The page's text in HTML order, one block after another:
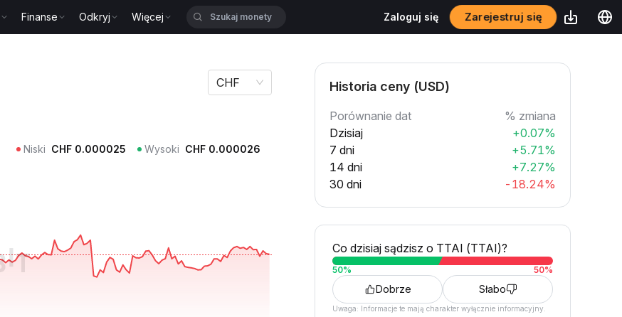
Finanse Odkryj Więcej Zaloguj się Zarejestruj się
CHF
Niski CHF 0.000025 Wysoki CHF 0.000026
Historia ceny (USD)
Porównanie dat
% zmiana
Dzisiaj
+0.07%
7 dni
+5.71%
14 dni
+7.27%
30 dni
-18.24%
Co dzisiaj sądzisz o TTAI (TTAI)?
50% 50%
Dobrze Słabo
Uwaga: Informacje te mają charakter wyłącznie informacyjny.